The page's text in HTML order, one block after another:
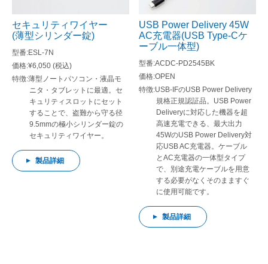
セキュリティワイヤー
(薄型シリンダー錠)
ESL-7N
¥6,050 (税込)
薄型ノートパソコン・液晶モ
ニタ・タブレットに最適。セ
キュリティスロットにセット
することで、盗難から守る径
9.5mmの極小シリンダー錠の
セキュリティワイヤー。
製品詳細
USB Power Delivery 45W
AC充電器(USB Type-Cケ
ーブル一体型)
ACDC-PD2545BK
OPEN
USB-IFのUSB Power Delivery
規格正規認証品。USB Power
Deliveryに対応した機器を超
高速充電できる、最大出力
45WのUSB Power Delivery対
応USB AC充電器。ケーブル
とAC充電器の一体型タイプ
で、別途充電ケーブルを用意
する必要がなくそのまますぐ
に使用可能です。
製品詳細